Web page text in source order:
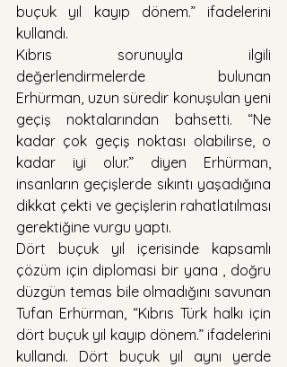
buçuk yıl kayıp dönem.” ifadelerini
kullandı.
Kıbrıs sorunuyla ilgili
değerlendirmelerde bulunan
Erhürman, uzun süredir konuşulan yeni
geçiş noktalarından bahsetti. “Ne
kadar çok geçiş noktası olabilirse, o
kadar iyi olur.” diyen Erhürman,
insanların geçişlerde sıkıntı yaşadığına
dikkat çekti ve geçişlerin rahatlatılması
gerektiğine vurgu yaptı.
Dört buçuk yıl içerisinde kapsamlı
çözüm için diplomasi bir yana , doğru
düzgün temas bile olmadığını savunan
Tufan Erhürman, “Kıbrıs Türk halkı için
dört buçuk yıl kayıp dönem.” ifadelerini
kullandı. Dört buçuk yıl aynı yerde